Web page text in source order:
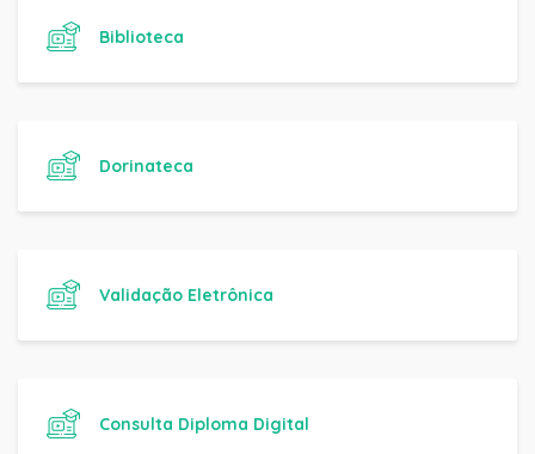
Biblioteca
Dorinateca
Validação Eletrônica
Consulta Diploma Digital